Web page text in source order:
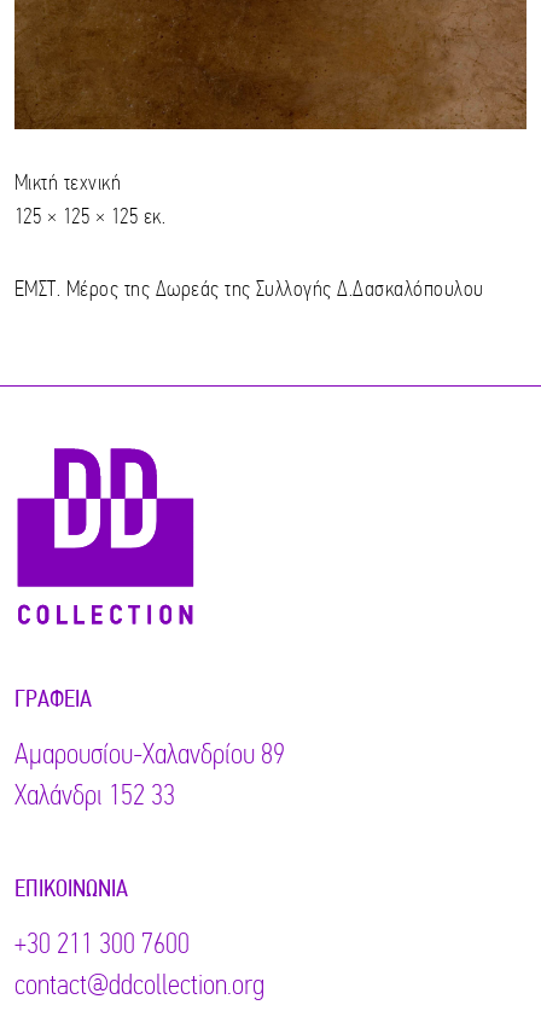
Μικτή τεχνική
125 × 125 × 125 εκ.
ΕΜΣΤ. Μέρος της Δωρεάς της Συλλογής Δ.Δασκαλόπουλου
ΓΡΑΦΕΊΑ
Αμαρουσίου-Χαλανδρίου 89
Χαλάνδρι 152 33
ΕΠΙΚΟΙΝΩΝΊΑ
+30 211 300 7600
contact@ddcollection.org